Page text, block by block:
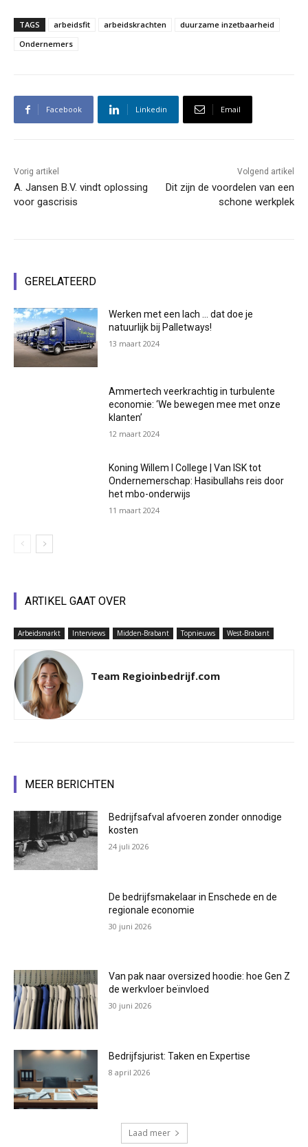
TAGS arbeidsfit arbeidskrachten
duurzame inzetbaarheid
Ondernemers
Facebook Linkedin Email
Vorig artikel
A. Jansen B.V. vindt oplossing
voor gascrisis
Volgend artikel
Dit zijn de voordelen van een
schone werkplek
GERELATEERD
Werken met een lach … dat doe je
natuurlijk bij Palletways!
13 maart 2024
Ammertech veerkrachtig in turbulente
economie: ‘We bewegen mee met onze
klanten’
12 maart 2024
Koning Willem I College | Van ISK tot
Ondernemerschap: Hasibullahs reis door
het mbo-onderwijs
11 maart 2024
ARTIKEL GAAT OVER
Arbeidsmarkt Interviews Midden-Brabant Topnieuws West-Brabant
Team Regioinbedrijf.com
MEER BERICHTEN
Bedrijfsafval afvoeren zonder onnodige
kosten
24 juli 2026
De bedrijfsmakelaar in Enschede en de
regionale economie
30 juni 2026
Van pak naar oversized hoodie: hoe Gen Z
de werkvloer beïnvloed
30 juni 2026
Bedrijfsjurist: Taken en Expertise
8 april 2026
Laad meer